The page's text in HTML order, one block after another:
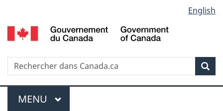
au
contenu
propos
de
la
HTML
simplifiée
selection
English
Recherche
Menu
MENU PRINCIPAL